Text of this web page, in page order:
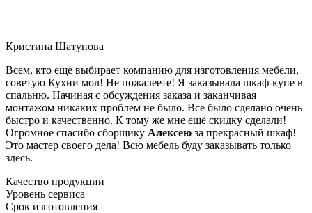
Кристина Шатунова
Всем, кто еще выбирает компанию для изготовления мебели,
советую Кухни мол! Не пожалеете! Я заказывала шкаф-купе в
спальню. Начиная с обсуждения заказа и заканчивая
монтажом никаких проблем не было. Все было сделано очень
быстро и качественно. К тому же мне ещё скидку сделали!
Огромное спасибо сборщику Алексею за прекрасный шкаф!
Это мастер своего дела! Всю мебель буду заказывать только
здесь.
Качество продукции
Уровень сервиса
Срок изготовления